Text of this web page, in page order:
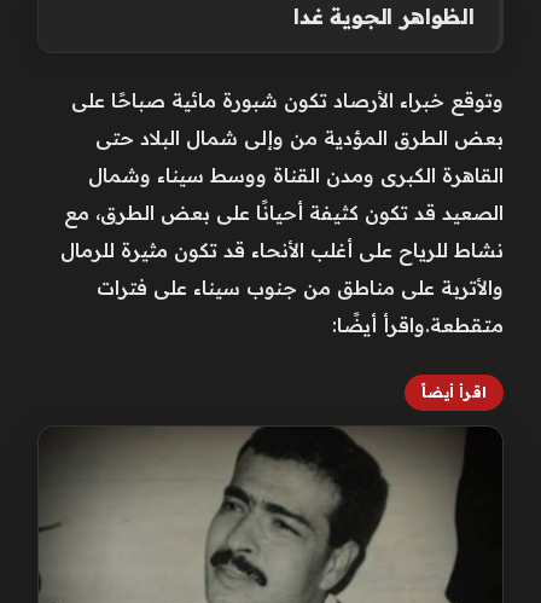
الظواهر الجوية غدا
وتوقع خبراء الأرصاد تكون شبورة مائية صباحًا على
بعض الطرق المؤدية من وإلى شمال البلاد حتى
القاهرة الكبرى ومدن القناة ووسط سيناء وشمال
الصعيد قد تكون كثيفة أحيانًا على بعض الطرق، مع
نشاط للرياح على أغلب الأنحاء قد تكون مثيرة للرمال
والأتربة على مناطق من جنوب سيناء على فترات
متقطعة.واقرأ أيضًا:
اقرأ أيضاً